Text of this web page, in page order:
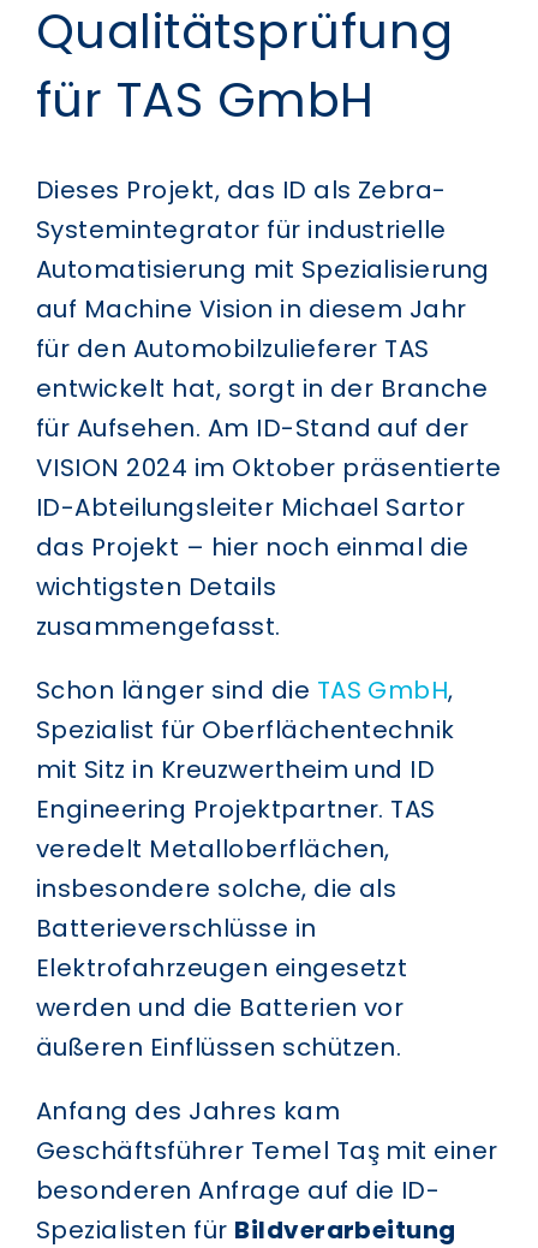
Qualitätsprüfung
für TAS GmbH
Dieses Projekt, das ID als Zebra-
Systemintegrator für industrielle
Automatisierung mit Spezialisierung
auf Machine Vision in diesem Jahr
für den Automobilzulieferer TAS
entwickelt hat, sorgt in der Branche
für Aufsehen. Am ID-Stand auf der
VISION 2024 im Oktober präsentierte
ID-Abteilungsleiter Michael Sartor
das Projekt – hier noch einmal die
wichtigsten Details
zusammengefasst.
Schon länger sind die TAS GmbH,
Spezialist für Oberflächentechnik
mit Sitz in Kreuzwertheim und ID
Engineering Projektpartner. TAS
veredelt Metalloberflächen,
insbesondere solche, die als
Batterieverschlüsse in
Elektrofahrzeugen eingesetzt
werden und die Batterien vor
äußeren Einflüssen schützen.
Anfang des Jahres kam
Geschäftsführer Temel Taş mit einer
besonderen Anfrage auf die ID-
Spezialisten für Bildverarbeitung